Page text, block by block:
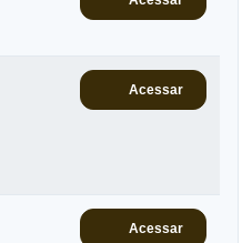
Acessar
Acessar